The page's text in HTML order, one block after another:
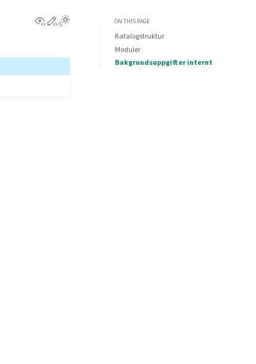
View this page
Edit this pageON THIS PAGE
Katalogstruktur
Moduler
Bakgrundsuppgifter internt